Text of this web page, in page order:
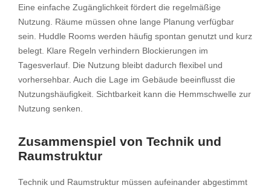
Eine einfache Zugänglichkeit fördert die regelmäßige
Nutzung. Räume müssen ohne lange Planung verfügbar
sein. Huddle Rooms werden häufig spontan genutzt und kurz
belegt. Klare Regeln verhindern Blockierungen im
Tagesverlauf. Die Nutzung bleibt dadurch flexibel und
vorhersehbar. Auch die Lage im Gebäude beeinflusst die
Nutzungshäufigkeit. Sichtbarkeit kann die Hemmschwelle zur
Nutzung senken.
Zusammenspiel von Technik und
Raumstruktur
Technik und Raumstruktur müssen aufeinander abgestimmt